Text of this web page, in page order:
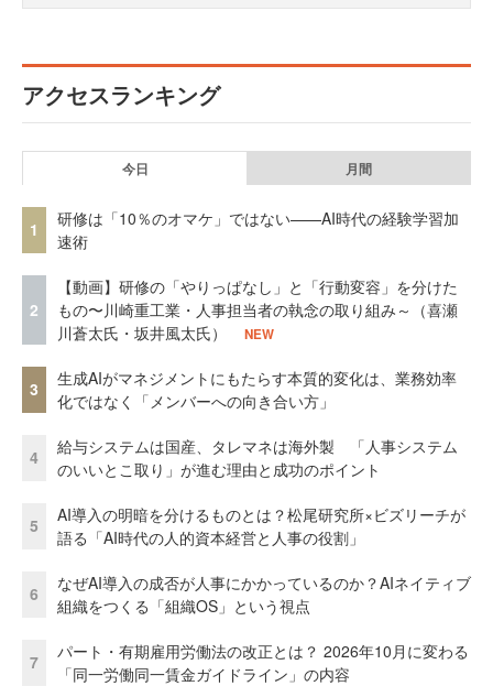
アクセスランキング
今日 月間
1
研修は「10％のオマケ」ではない——AI時代の経験学習加
速術
2
【動画】研修の「やりっぱなし」と「行動変容」を分けた
もの〜川崎重工業・人事担当者の執念の取り組み～（喜瀬
川蒼太氏・坂井風太氏）
NEW
3
生成AIがマネジメントにもたらす本質的変化は、業務効率
化ではなく「メンバーへの向き合い方」
4
給与システムは国産、タレマネは海外製 「人事システム
のいいとこ取り」が進む理由と成功のポイント
5
AI導入の明暗を分けるものとは？松尾研究所×ビズリーチが
語る「AI時代の人的資本経営と人事の役割」
6
なぜAI導入の成否が人事にかかっているのか？AIネイティブ
組織をつくる「組織OS」という視点
7
パート・有期雇用労働法の改正とは？ 2026年10月に変わる
「同一労働同一賃金ガイドライン」の内容